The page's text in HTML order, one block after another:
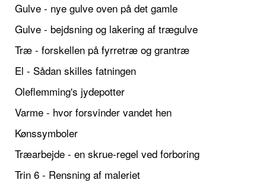
Gulve - nye gulve oven på det gamle
Gulve - bejdsning og lakering af trægulve
Træ - forskellen på fyrretræ og grantræ
El - Sådan skilles fatningen
Oleflemming's jydepotter
Varme - hvor forsvinder vandet hen
Kønssymboler
Træarbejde - en skrue-regel ved forboring
Trin 6 - Rensning af maleriet